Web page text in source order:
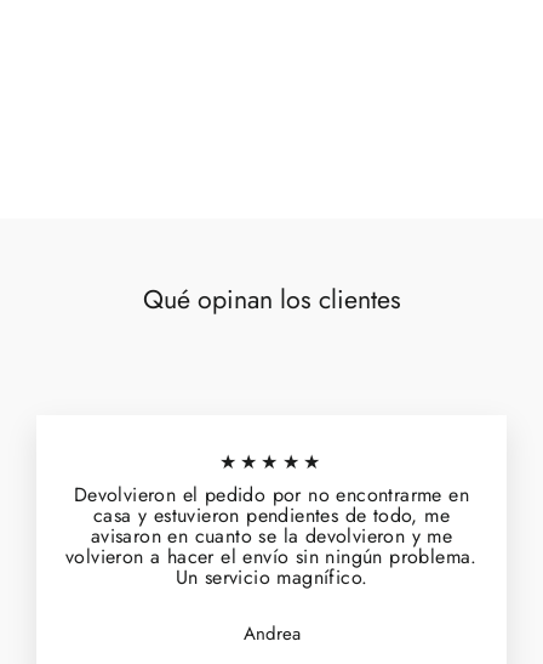
Qué opinan los clientes
★★★★★
Devolvieron el pedido por no encontrarme en
casa y estuvieron pendientes de todo, me
avisaron en cuanto se la devolvieron y me
volvieron a hacer el envío sin ningún problema.
Un servicio magnífico.
Andrea